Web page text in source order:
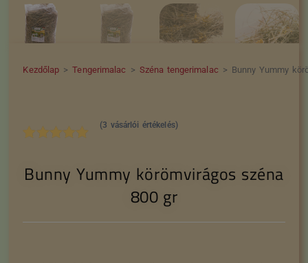
Kezdőlap > Tengerimalac > Széna tengerimalac > Bunny Yummy
5.00az 5-
(3 vásárlói értékelés)
Bunny Yummy körömvirágos széna
800 gr